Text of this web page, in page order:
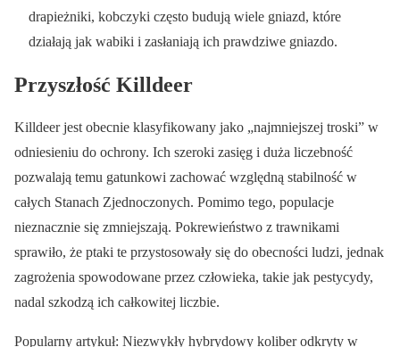
drapieżniki, kobczyki często budują wiele gniazd, które
działają jak wabiki i zasłaniają ich prawdziwe gniazdo.
Przyszłość Killdeer
Killdeer jest obecnie klasyfikowany jako „najmniejszej troski” w
odniesieniu do ochrony. Ich szeroki zasięg i duża liczebność
pozwalają temu gatunkowi zachować względną stabilność w
całych Stanach Zjednoczonych. Pomimo tego, populacje
nieznacznie się zmniejszają. Pokrewieństwo z trawnikami
sprawiło, że ptaki te przystosowały się do obecności ludzi, jednak
zagrożenia spowodowane przez człowieka, takie jak pestycydy,
nadal szkodzą ich całkowitej liczbie.
Popularny artykuł: Niezwykły hybrydowy koliber odkryty w